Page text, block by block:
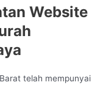
Website
telah mempunyai